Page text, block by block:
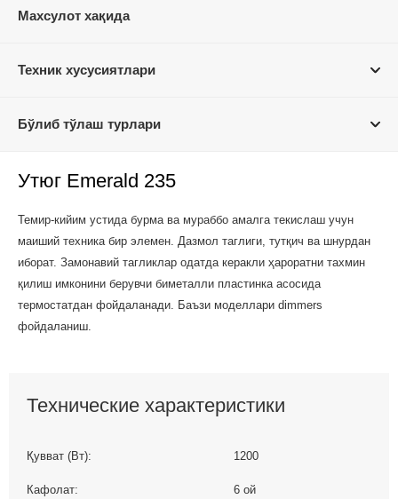
Махсулот хақида
Техник хусусиятлари
Бўлиб тўлаш турлари
Утюг Emerald 235
Темир-кийим устида бурма ва мураббо амалга текислаш учун
маиший техника бир элемен. Дазмол таглиги, тутқич ва шнурдан
иборат. Замонавий тагликлар одатда керакли ҳароратни тахмин
қилиш имконини берувчи биметалли пластинка асосида
термостатдан фойдаланади. Баъзи моделлари dimmers
фойдаланиш.
Технические характеристики
Қувват (Вт): 1200
Кафолат: 6 ой